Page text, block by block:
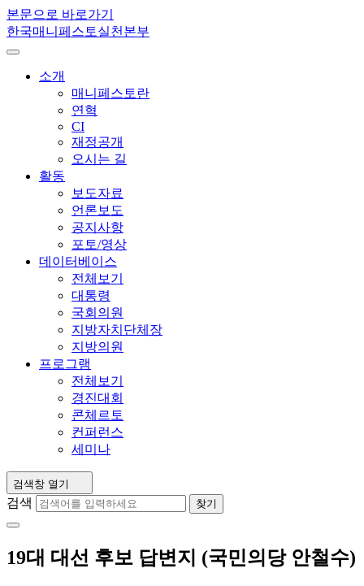
본문으로 바로가기
한국매니페스토실천본부
소개
매니페스토란
연혁
CI
재정공개
오시는 길
활동
보도자료
언론보도
공지사항
포토/영상
데이터베이스
전체보기
대통령
국회의원
지방자치단체장
지방의원
프로그램
전체보기
경진대회
콘체르토
컨퍼런스
세미나
검색창 열기
검색 찾기
19대 대선 후보 답변지 (국민의당 안철수)